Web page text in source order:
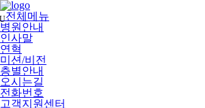
메
뉴
건
너
뛰
기
전체메뉴
병원안내
인사말
연혁
미션/비전
층별안내
오시는길
전화번호
고객지원센터